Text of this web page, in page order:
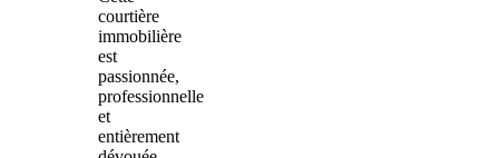
courtière
immobilière
est
passionnée,
professionnelle
et
entièrement